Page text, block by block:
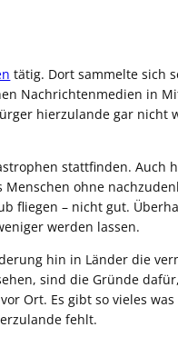
tätig. Dort sammelte sich
Nachrichtenmedien in
hierzulande gar nicht
stattfinden. Auch
ohne
fliegen – nicht gut.
werden lassen.
hin in Länder die
sind die Gründe
Ort. Es gibt so vieles
fehlt.